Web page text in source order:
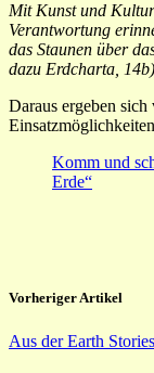
Mit Kunst und
Verantwortung
das Staunen über
dazu Erdcharta, 14b)
Daraus ergeben
Komm und
Erde“
Vorheriger Artikel
Aus der Earth